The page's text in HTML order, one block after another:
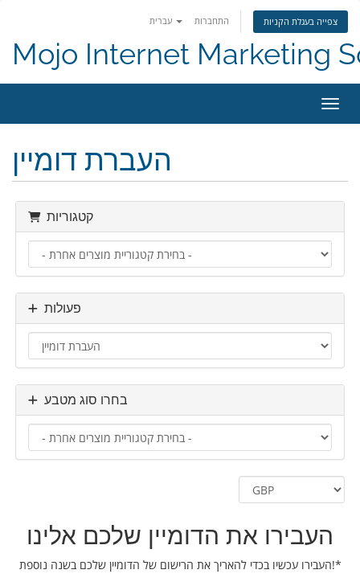
התחברות צפייה בעגלת הקניות
Mojo Internet Marketing
העברת דומיין
קטגוריות
פעולות
בחרו סוג מטבע
העבירו את הדומיין שלכם אלינו
העבירו עכשיו בכדי להאריך את הרישום של הדומיין שלכם בשנה נוספת!*